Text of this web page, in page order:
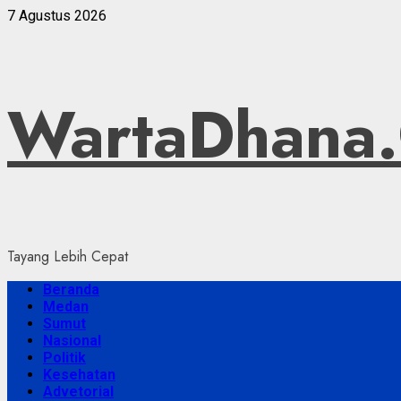
Skip
7 Agustus 2026
Tayang Lebih Cepat
Primary
Menu
Beranda
Medan
Sumut
Nasional
Politik
Kesehatan
Advetorial